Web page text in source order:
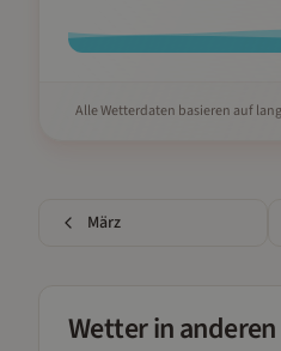
Alle Wetterdaten basieren auf
März
Wetter in